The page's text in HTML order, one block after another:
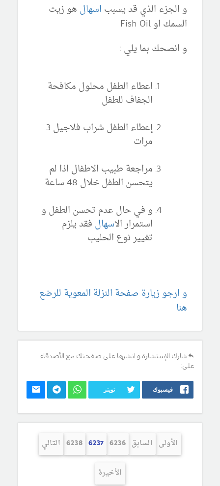
و الجزء الذي قد يسبب اسهال هو زيت
السمك او Fish Oil
و انصحك بما يلي :
اعطاء الطفل محلول مكافحة
الجفاف للطفل
إعطاء الطفل شراب فلاجيل 3
مرات
مراجعة طبيب الاطفال اذا لم
يتحسن الطفل خلال 48 ساعة
و في حال عدم تحسن الطفل و
استمرار الاسهال فقد يلزم
تغيير نوع الحليب
و ارجو زيارة صفحة النزلة المعوية للرضع
هنا
شارك الإستشارة و انشرها على صفحتك مع الأصدقاء
على:
فيسبوك تويتر
الأولى السابق 6236
6237
6238 التالي
الأخيرة